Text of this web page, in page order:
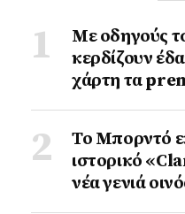
Με οδηγούς
κερδίζουν
χάρτη τα
Το Μπορντό
ιστορικό
νέα γενιά